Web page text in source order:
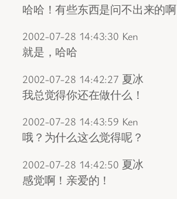
哈哈！有些东西是问不出来的啊
2002-07-28 14:43:30 Ken
就是，哈哈
2002-07-28 14:42:27 夏冰
我总觉得你还在做什么！
2002-07-28 14:43:59 Ken
哦？为什么这么觉得呢？
2002-07-28 14:42:50 夏冰
感觉啊！亲爱的！